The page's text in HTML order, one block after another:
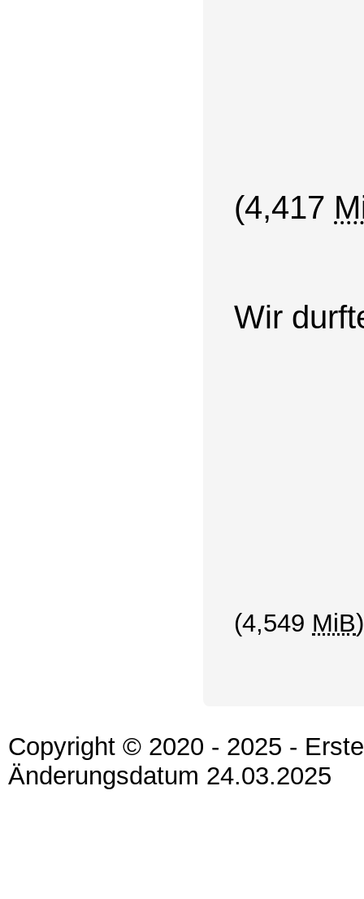
(4,417
Wir
(4,549 MiB)
Copyright © 2020 - 2025 -
Änderungsdatum 24.03.2025